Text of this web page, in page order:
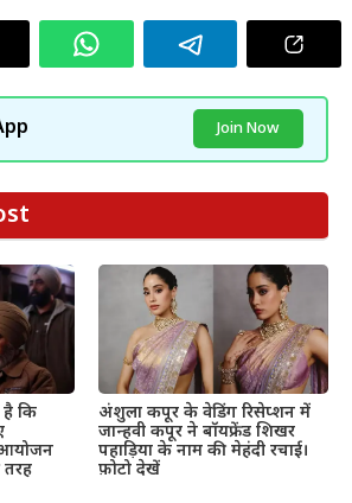
Join Now
है कि
आयोजन
तरह
अंशुला कपूर के वेडिंग रिसेप्शन में
जान्हवी कपूर ने बॉयफ्रेंड शिखर
पहाड़िया के नाम की मेहंदी रचाई।
फ़ोटो देखें